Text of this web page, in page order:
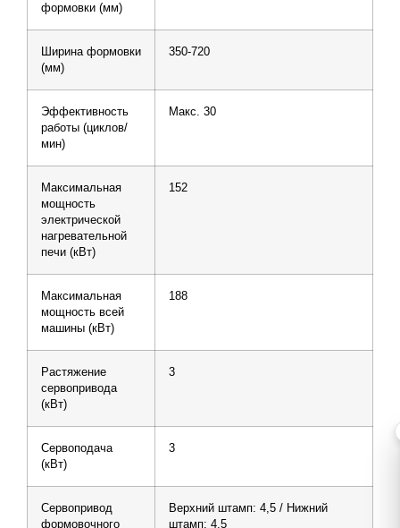
формовки (мм)
Ширина формовки
(мм)
350-720
Эффективность
работы (циклов/
мин)
Макс. 30
Максимальная
мощность
электрической
нагревательной
печи (кВт)
152
Максимальная
мощность всей
машины (кВт)
188
Растяжение
сервопривода
(кВт)
3
Сервоподача
(кВт)
3
Сервопривод
формовочного
Верхний штамп: 4,5 / Нижний
штамп: 4,5